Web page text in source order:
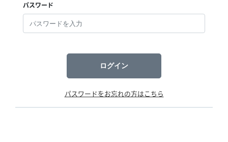
パスワード
ログイン
パスワードをお忘れの方はこちら